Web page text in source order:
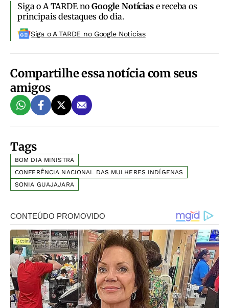
Siga o A TARDE noGoogle Notíciase receba os
principais destaques do dia.
Siga o A TARDE no Google Noticias
Compartilhe essa notícia com seus
amigos
Tags
BOM DIA MINISTRA
CONFERÊNCIA NACIONAL DAS MULHERES INDÍGENAS
SONIA GUAJAJARA